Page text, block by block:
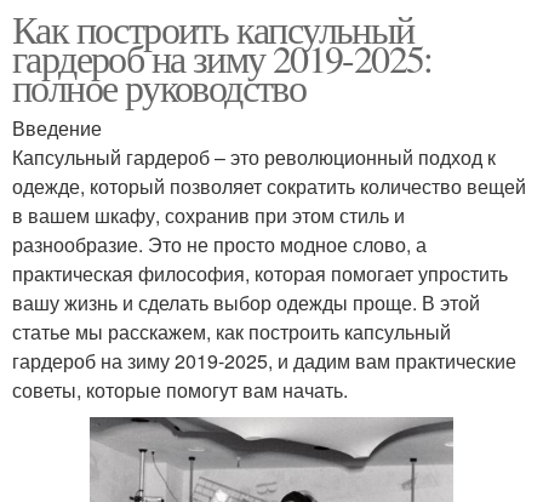
Как построить капсульный
гардероб на зиму 2019-2025:
полное руководство
Введение
Капсульный гардероб – это революционный подход к
одежде, который позволяет сократить количество вещей
в вашем шкафу, сохранив при этом стиль и
разнообразие. Это не просто модное слово, а
практическая философия, которая помогает упростить
вашу жизнь и сделать выбор одежды проще. В этой
статье мы расскажем, как построить капсульный
гардероб на зиму 2019-2025, и дадим вам практические
советы, которые помогут вам начать.